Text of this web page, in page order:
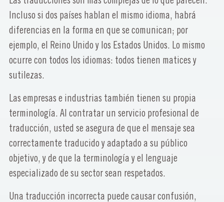
Incluso si dos países hablan el mismo idioma, habrá
diferencias en la forma en que se comunican; por
ejemplo, el Reino Unido y los Estados Unidos. Lo mismo
ocurre con todos los idiomas: todos tienen matices y
sutilezas.
Las empresas e industrias también tienen su propia
terminología. Al contratar un servicio profesional de
traducción, usted se asegura de que el mensaje sea
correctamente traducido y adaptado a su público
objetivo, y de que la terminología y el lenguaje
especializado de su sector sean respetados.
Una traducción incorrecta puede causar confusión,